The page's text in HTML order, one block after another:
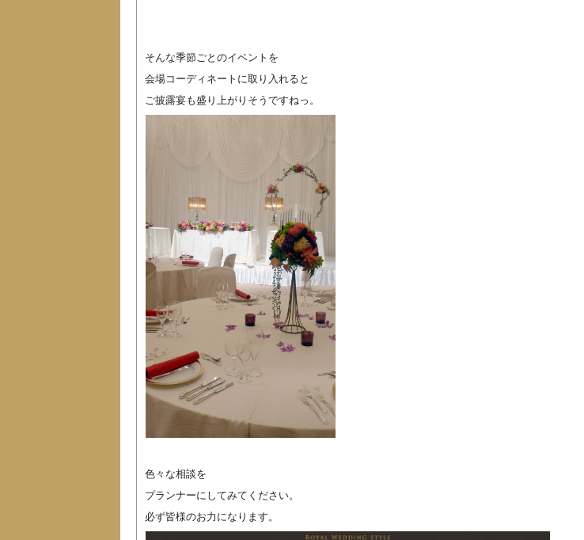
そんな季節ごとのイベントを
会場コーディネートに取り入れると
ご披露宴も盛り上がりそうですねっ。
色々な相談を
プランナーにしてみてください。
必ず皆様のお力になります。